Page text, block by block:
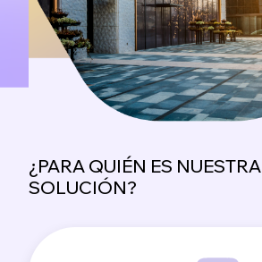
¿PARA QUIÉN ES NUESTRA
SOLUCIÓN?